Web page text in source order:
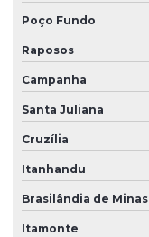
Poço Fundo
Raposos
Campanha
Santa Juliana
Cruzília
Itanhandu
Brasilândia de Minas
Itamonte